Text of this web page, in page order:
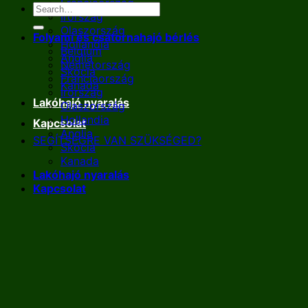
Franciaország
Írország
Olaszország
Hollandia
Anglia
Skócia
Kanada
Lakóhajó nyaralás
Kapcsolat
SEGÍTSÉGRE VAN SZÜKSÉGED?
Folyami és csatornahajó bérlés
Belgium
Németország
Franciaország
Írország
Olaszország
Hollandia
Anglia
Skócia
Kanada
Lakóhajó nyaralás
Kapcsolat